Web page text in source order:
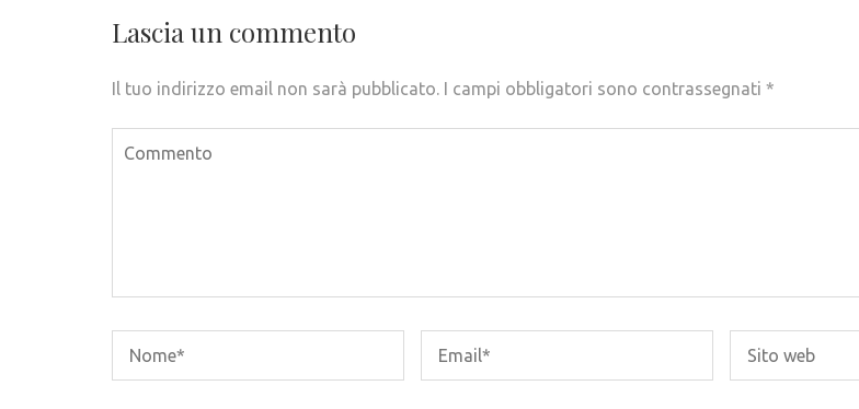
Lascia un commento
Il tuo indirizzo email non sarà pubblicato. I campi obbligatori sono contrassegnati *